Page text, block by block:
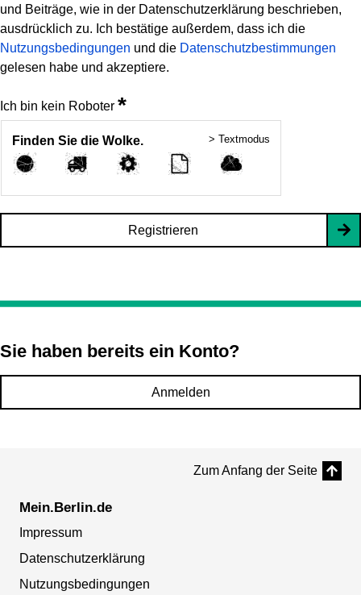
und Beiträge, wie in der Datenschutzerklärung beschrieben,
ausdrücklich zu. Ich bestätige außerdem, dass ich die
Nutzungsbedingungen und die Datenschutzbestimmungen
gelesen habe und akzeptiere.
Ich bin kein Roboter *
Finden Sie die Wolke. > Textmodus
Registrieren
Sie haben bereits ein Konto?
Anmelden
Zum Anfang der Seite
Mein.Berlin.de
Impressum
Datenschutzerklärung
Nutzungsbedingungen